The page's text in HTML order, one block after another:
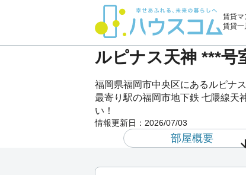
賃貸マ
賃貸一
ルピナス天神 ***号
福岡県福岡市中央区にあるルピナ
最寄り駅の福岡市地下鉄 七隈線天
い！
情報更新日： 2026/07/03
部屋概要